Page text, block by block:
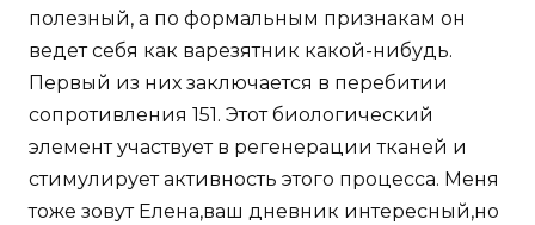
полезный, а по формальным признакам он
ведет себя как варезятник какой-нибудь.
Первый из них заключается в перебитии
сопротивления 151. Этот биологический
элемент участвует в регенерации тканей и
стимулирует активность этого процесса. Меня
тоже зовут Елена,ваш дневник интересный,но